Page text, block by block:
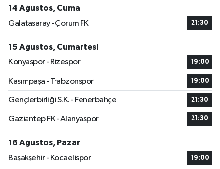
14 Ağustos, Cuma
Galatasaray - Çorum FK
21:30
15 Ağustos, Cumartesi
Konyaspor - Rizespor
19:00
Kasımpaşa - Trabzonspor 19:00
Gençlerbirliği S.K. - Fenerbahçe 21:30
Gaziantep FK - Alanyaspor 21:30
16 Ağustos, Pazar
Başakşehir - Kocaelispor
19:00